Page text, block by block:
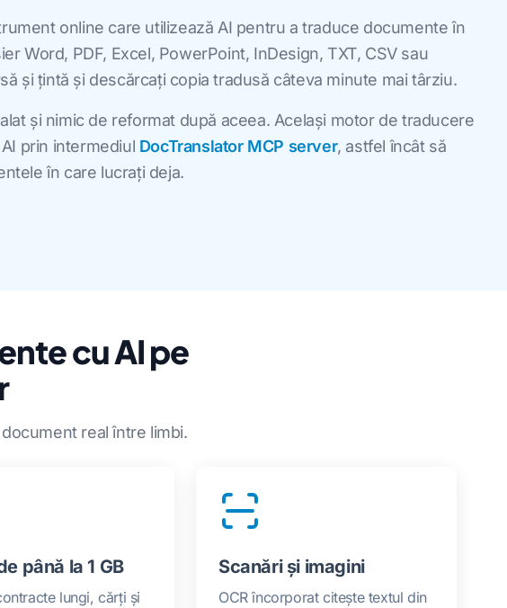
online care utilizează AI pentru a traduce documente în
Word, PDF, Excel, PowerPoint, InDesign, TXT, CSV sau
și țintă și descărcați copia tradusă câteva minute mai târziu.
și nimic de reformat după aceea. Același motor de traducere
prin intermediul DocTranslator MCP server, astfel încât să
în care lucrați deja.
cu AI pe
real între limbi.
până la 1 GB
lungi, cărți și
Scanări și imagini
OCR încorporat citește textul din